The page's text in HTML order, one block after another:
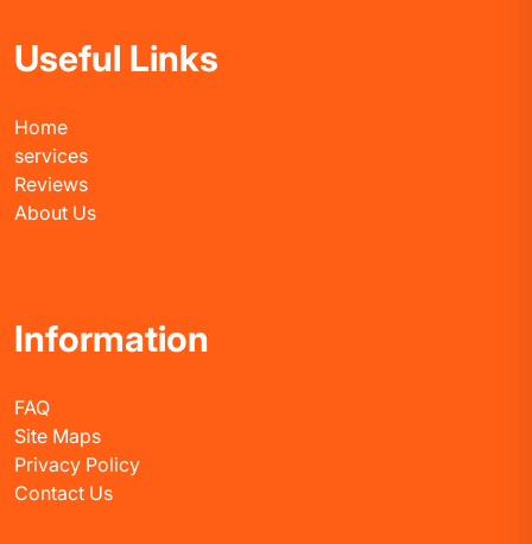
Useful Links
Home
services
Reviews
About Us
Information
FAQ
Site Maps
Privacy Policy
Contact Us